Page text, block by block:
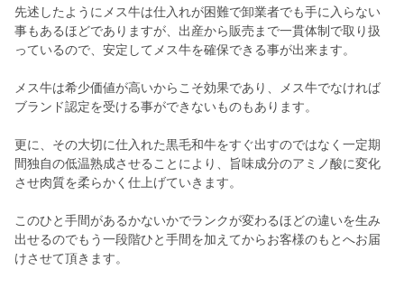
先述したようにメス牛は仕入れが困難で卸業者でも手に入らない
事もあるほどでありますが、出産から販売まで一貫体制で取り扱
っているので、安定してメス牛を確保できる事が出来ます。
メス牛は希少価値が高いからこそ効果であり、メス牛でなければ
ブランド認定を受ける事ができないものもあります。
更に、その大切に仕入れた黒毛和牛をすぐ出すのではなく一定期
間独自の低温熟成させることにより、旨味成分のアミノ酸に変化
させ肉質を柔らかく仕上げていきます。
このひと手間があるかないかでランクが変わるほどの違いを生み
出せるのでもう一段階ひと手間を加えてからお客様のもとへお届
けさせて頂きます。